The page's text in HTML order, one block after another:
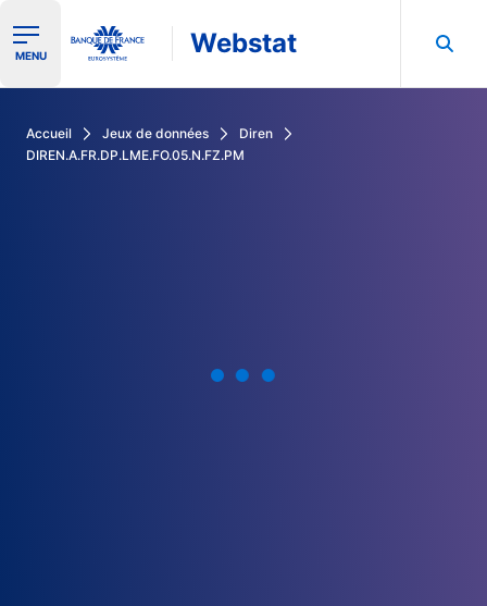
Ouvrir le menu de navigation
MENU Webstat
Accueil Jeux de données
Diren
DIREN.A.FR.DP.LME.FO.05.N.FZ.PM